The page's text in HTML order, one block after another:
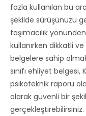
fazla kullanılan bu
şekilde sürüşünüzü
taşımacılık
kullanırken dikkatli
belgelere sahip
sınıfı ehliyet
psikoteknik raporu
olarak güvenli bir